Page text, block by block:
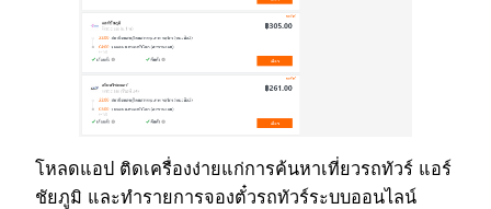
โหลดแอป ติดเครื่องง่ายแก่การค้นหาเที่ยวรถทัวร์ แอร์
ชัยภูมิ และทำรายการจองตั๋วรถทัวร์ระบบออนไลน์